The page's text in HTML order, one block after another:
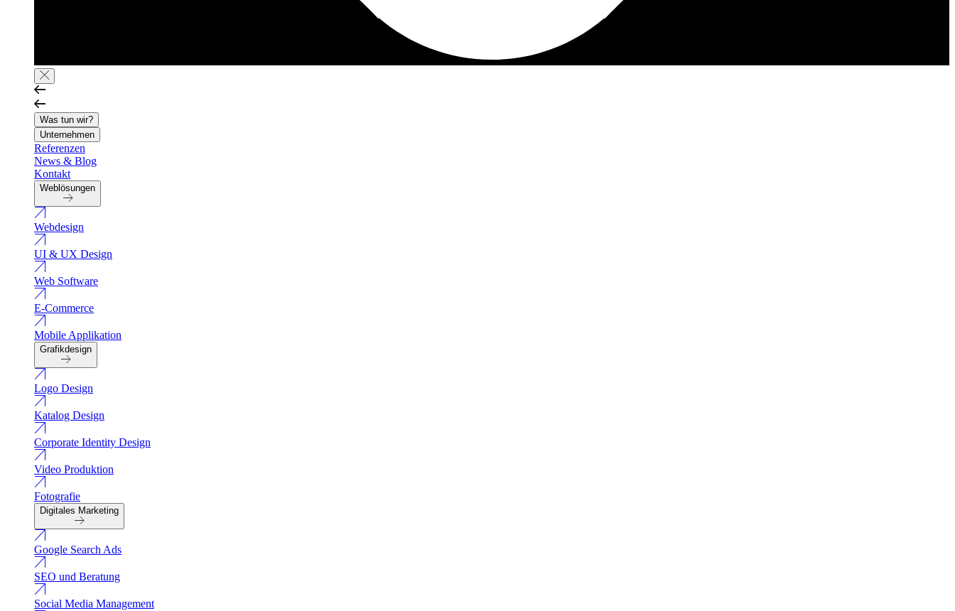
Was tun wir?
Unternehmen
Referenzen
News & Blog
Kontakt
Weblösungen
Webdesign
UI & UX Design
Web Software
E-Commerce
Mobile Applikation
Grafikdesign
Logo Design
Katalog Design
Corporate Identity Design
Video Produktion
Fotografie
Digitales Marketing
Google Search Ads
SEO und Beratung
Social Media Management